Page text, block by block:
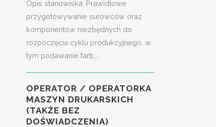
Opis stanowiska: Prawidłowe
przygotowywanie surowców oraz
komponentów niezbędnych do
rozpoczęcia cyklu produkcyjnego, w
tym podawanie farb,...
OPERATOR / OPERATORKA
MASZYN DRUKARSKICH
(TAKŻE BEZ
DOŚWIADCZENIA)